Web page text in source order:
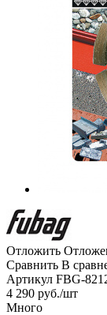
Отложить
Сравнить В
Артикул FBG-
4 290 руб./шт
Много